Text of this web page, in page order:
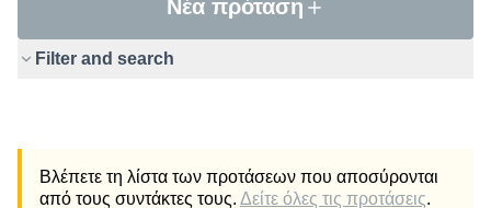
Νέα πρόταση
Filter and search
Βλέπετε τη λίστα των προτάσεων που αποσύρονται
από τους συντάκτες τους. Δείτε όλες τις προτάσεις.